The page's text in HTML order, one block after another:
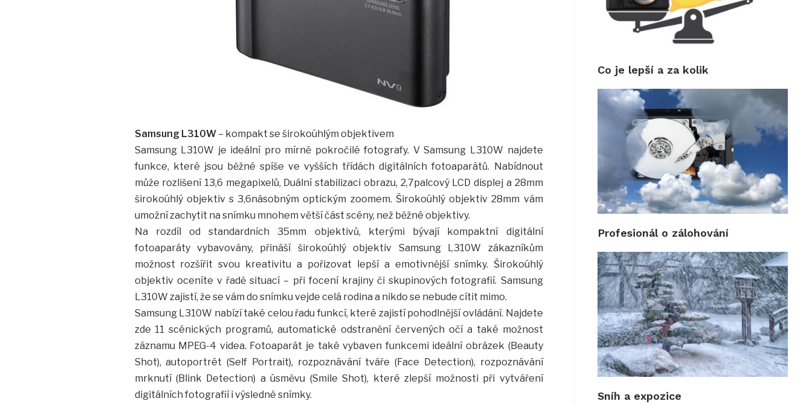
Samsung L310W – kompakt se širokoúhlým objektivem
Samsung L310W je ideální pro mírně pokročilé fotografy. V Samsung L310W najdete
funkce, které jsou běžné spíše ve vyšších třídách digitálních fotoaparátů. Nabídnout
může rozlišení 13,6 megapixelů, Duální stabilizaci obrazu, 2,7palcový LCD displej a 28mm
širokoúhlý objektiv s 3,6násobným optickým zoomem. Širokoúhlý objektiv 28mm vám
umožní zachytit na snímku mnohem větší část scény, než běžné objektivy.
Na rozdíl od standardních 35mm objektivů, kterými bývají kompaktní digitální
fotoaparáty vybavovány, přináší širokoúhlý objektiv Samsung L310W zákazníkům
možnost rozšířit svou kreativitu a pořizovat lepší a emotivnější snímky. Širokoúhlý
objektiv oceníte v řadě situací – při focení krajiny či skupinových fotografií. Samsung
L310W zajistí, že se vám do snímku vejde celá rodina a nikdo se nebude cítit mimo.
Samsung L310W nabízí také celou řadu funkcí, které zajistí pohodlnější ovládání. Najdete
zde 11 scénických programů, automatické odstranění červených očí a také možnost
záznamu MPEG-4 videa. Fotoaparát je také vybaven funkcemi ideální obrázek (Beauty
Shot), autoportrét (Self Portrait), rozpoznávání tváře (Face Detection), rozpoznávání
mrknutí (Blink Detection) a úsměvu (Smile Shot), které zlepší možnosti při vytváření
digitálních fotografií i výsledné snímky.
Co je lepší a za kolik
Profesionál o zálohování
Sníh a expozice